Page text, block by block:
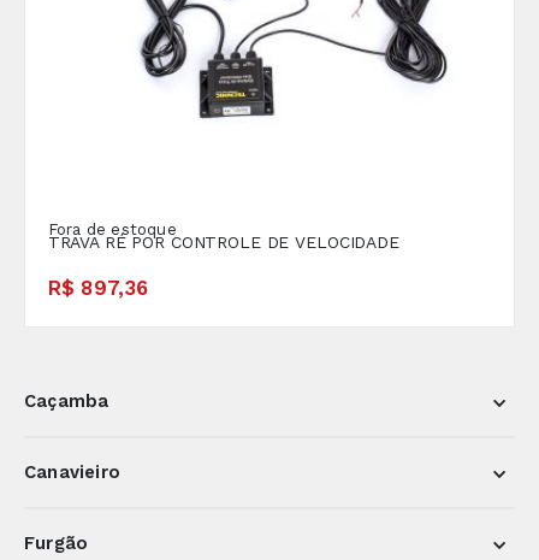
Fora de estoque
TRAVA RÉ POR CONTROLE DE VELOCIDADE
R$ 897,36
Caçamba
Canavieiro
Furgão